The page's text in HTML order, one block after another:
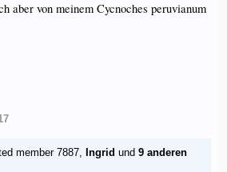
aber von meinem Cycnoches peruvianum
member 7887, Ingrid und 9 anderen